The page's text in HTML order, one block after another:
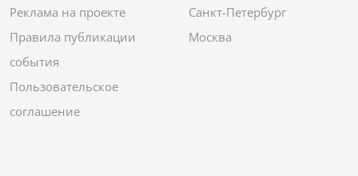
Реклама на проекте
Правила публикации
события
Пользовательское
соглашение
Санкт-Петербург
Москва